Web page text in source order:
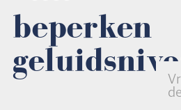
beperken